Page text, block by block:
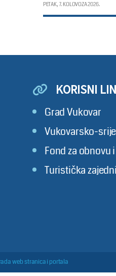
PETAK, 7. KOLOVOZA 2026.
KORISNI
Grad Vukovar
Vukovarsko-
Fond za obnovu
Turistička
web stranica i portala